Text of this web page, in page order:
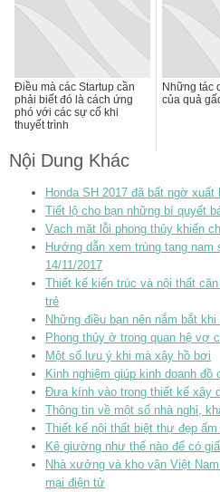
Điều mà các Startup cần
phải biết đó là cách ứng
phó với các sự cố khi
thuyết trình
Những tác
của quả
Nội Dung Khác
Honda SH 2017 đã bất ngờ
Tiết lộ cho bạn những bí quyết
Vạch mặt lỗi phong thủy khiến
Hướng dẫn xem trùng tang
14/11/2017
Thiết kế kiến trúc và nội thất
trẻ
Những điều bạn nên nắm bắt
Phong thủy ở trong quan hệ vợ
Một số lưu ý khi mà xây hồ bơi
Kinh nghiệm giúp kinh doanh đồ
Đưa kính vào trong thiết kế xây
Thông tin về một số nhà nghỉ,
Thiết kế nội thất biệt thự đẹp
Kê giường như thế nào để có
Nhà xưởng và kho vận Việt
mại điện tử